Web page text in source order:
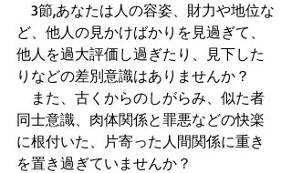
3節,あなたは人の容姿、財力や地位な
ど、他人の見かけばかりを見過ぎて、
他人を過大評価し過ぎたり、見下した
りなどの差別意識はありませんか？
また、古くからのしがらみ、似た者
同士意識、肉体関係と罪悪などの快楽
に根付いた、片寄った人間関係に重き
を置き過ぎていませんか？